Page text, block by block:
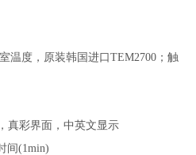
温度， 原装韩国进口TEM2700；触
真彩界面，中英文显示
间(1min)